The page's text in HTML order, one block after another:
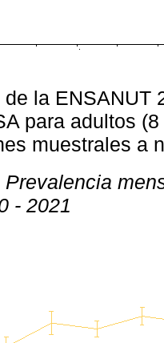
de la ENSANUT
para adultos
muestrales a
Prevalencia
- 2021